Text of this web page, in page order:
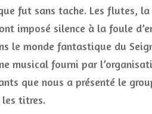
fut sans tache. Les flutes,
imposé silence à la foule
le monde fantastique du
musical fourni par
que nous a présenté le
les titres.